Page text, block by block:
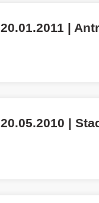
20.01.2011 |
20.05.2010 |